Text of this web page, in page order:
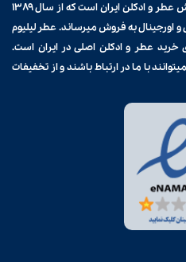
عطر و ادکلن
ایران است که از سال ۱۳۸۹
اورجینال به فروش میرساند. عطر لیلیوم
خرید عطر و ادکلن اصلی در ایران است.
با ما در ارتباط باشند و از تخفیفات